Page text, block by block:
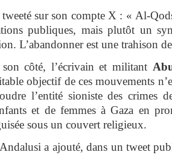
sur son compte X : « Al-
publiques, mais plutôt un
L’abandonner est une trahison
côté, l’écrivain et militant
objectif de ces mouvements
l’entité sioniste des crimes
et de femmes à Gaza en
sous un couvert religieux.
a ajouté, dans un tweet